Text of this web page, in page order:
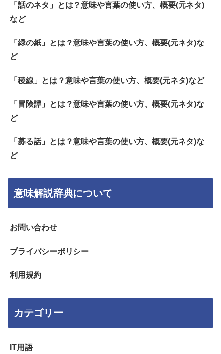
「話のネタ」とは？意味や言葉の使い方、概要(元ネタ)
など
「緑の紙」とは？意味や言葉の使い方、概要(元ネタ)な
ど
「稜線」とは？意味や言葉の使い方、概要(元ネタ)など
「冒険譚」とは？意味や言葉の使い方、概要(元ネタ)な
ど
「募る話」とは？意味や言葉の使い方、概要(元ネタ)な
ど
意味解説辞典について
お問い合わせ
プライバシーポリシー
利用規約
カテゴリー
IT用語